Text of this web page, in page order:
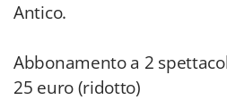
Antico.
Abbonamento a 2
25 euro (ridotto)